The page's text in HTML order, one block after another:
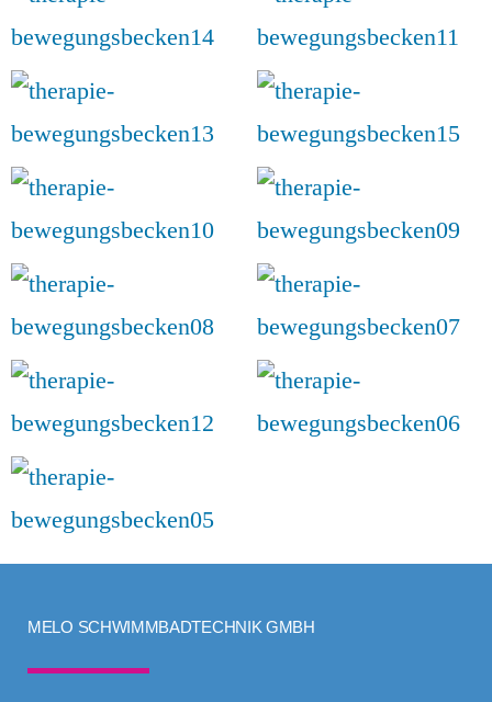
MELO SCHWIMMBADTECHNIK GMBH